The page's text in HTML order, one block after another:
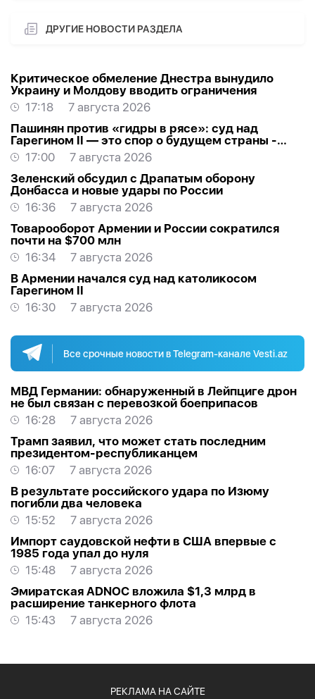
ДРУГИЕ НОВОСТИ РАЗДЕЛА
Критическое обмеление Днестра вынудило
Украину и Молдову вводить ограничения
17:18
7 августа 2026
Пашинян против «гидры в рясе»: суд над
Гарегином II — это спор о будущем страны -
МНЕНИЕ
17:00
7 августа 2026
Зеленский обсудил с Драпатым оборону
Донбасса и новые удары по России
16:36
7 августа 2026
Товарооборот Армении и России сократился
почти на $700 млн
16:34
7 августа 2026
В Армении начался суд над католикосом
Гарегином II
16:30
7 августа 2026
Все срочные новости в Telegram-канале Vesti.az
МВД Германии: обнаруженный в Лейпциге дрон
не был связан с перевозкой боеприпасов
16:28
7 августа 2026
Трамп заявил, что может стать последним
президентом-республиканцем
16:07
7 августа 2026
В результате российского удара по Изюму
погибли два человека
15:52
7 августа 2026
Импорт саудовской нефти в США впервые с
1985 года упал до нуля
15:48
7 августа 2026
Эмиратская ADNOC вложила $1,3 млрд в
расширение танкерного флота
15:43
7 августа 2026
РЕКЛАМА НА САЙТЕ